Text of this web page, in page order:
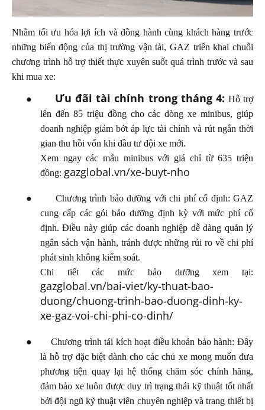
Nhằm tối ưu hóa lợi ích và đồng hành cùng khách hàng trước
những biến động của thị trường vận tải, GAZ triển khai chuỗi
chương trình hỗ trợ thiết thực xuyên suốt quá trình trước và sau
khi mua xe:
● Ưu đãi tài chính trong tháng 4: Hỗ trợ
lên đến 85 triệu đồng cho các dòng xe minibus, giúp
doanh nghiệp giảm bớt áp lực tài chính và rút ngắn thời
gian thu hồi vốn khi đầu tư đội xe mới.
Xem ngay các mẫu minibus với giá chỉ từ 635 triệu
đồng: gazglobal.vn/xe-buyt-nho
● Chương trình bảo dưỡng với chi phí cố định: GAZ
cung cấp các gói bảo dưỡng định kỳ với mức phí cố
định. Điều này giúp các doanh nghiệp dễ dàng quản lý
ngân sách vận hành, tránh được những rủi ro về chi phí
phát sinh không kiểm soát.
Chi tiết các mức bảo dưỡng xem tại:
gazglobal.vn/bai-viet/ky-thuat-bao-
duong/chuong-trinh-bao-duong-dinh-ky-
xe-gaz-voi-chi-phi-co-dinh/
●Chương trình tái kích hoạt điều khoản bảo hành: Đây
là hỗ trợ đặc biệt dành cho các chủ xe mong muốn đưa
phương tiện quay lại hệ thống chăm sóc chính hãng,
đảm bảo xe luôn được duy trì trạng thái kỹ thuật tốt nhất
bởi đội ngũ kỹ thuật viên chuyên nghiệp và trang thiết bị